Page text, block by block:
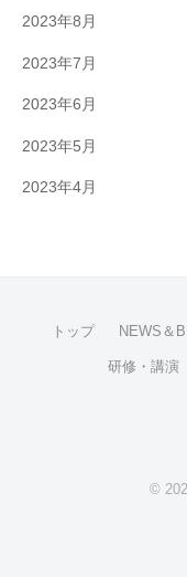
2023年8月
2023年7月
2023年6月
2023年5月
2023年4月
トップ NEWS＆
研修・講演
©